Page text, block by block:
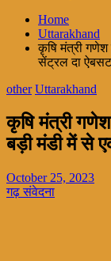
Home
Uttarakhand
कृषि मंत्री
सेंट्रल दा
other Uttarakhand
कृषि मंत्री
बड़ी मंडी में से
October 25, 2023
गढ़ संवेदना